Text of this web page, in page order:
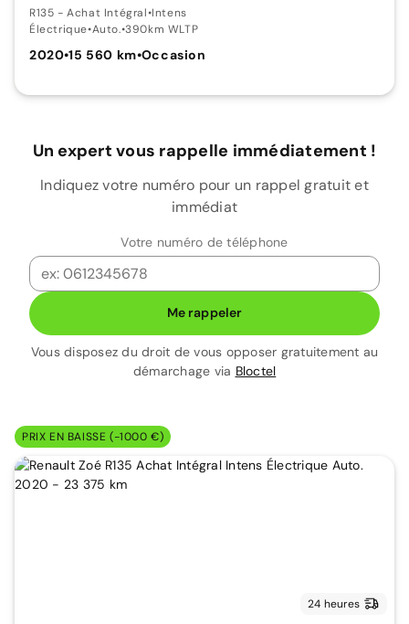
R135 - Achat Intégral•Intens
Électrique•Auto.•390km WLTP
2020•15 560 km•Occasion
Un expert vous rappelle immédiatement !
Indiquez votre numéro pour un rappel gratuit et
immédiat
Votre numéro de téléphone
Me rappeler
Vous disposez du droit de vous opposer gratuitement au
démarchage via Bloctel
PRIX EN BAISSE (-1000 €)
24 heures